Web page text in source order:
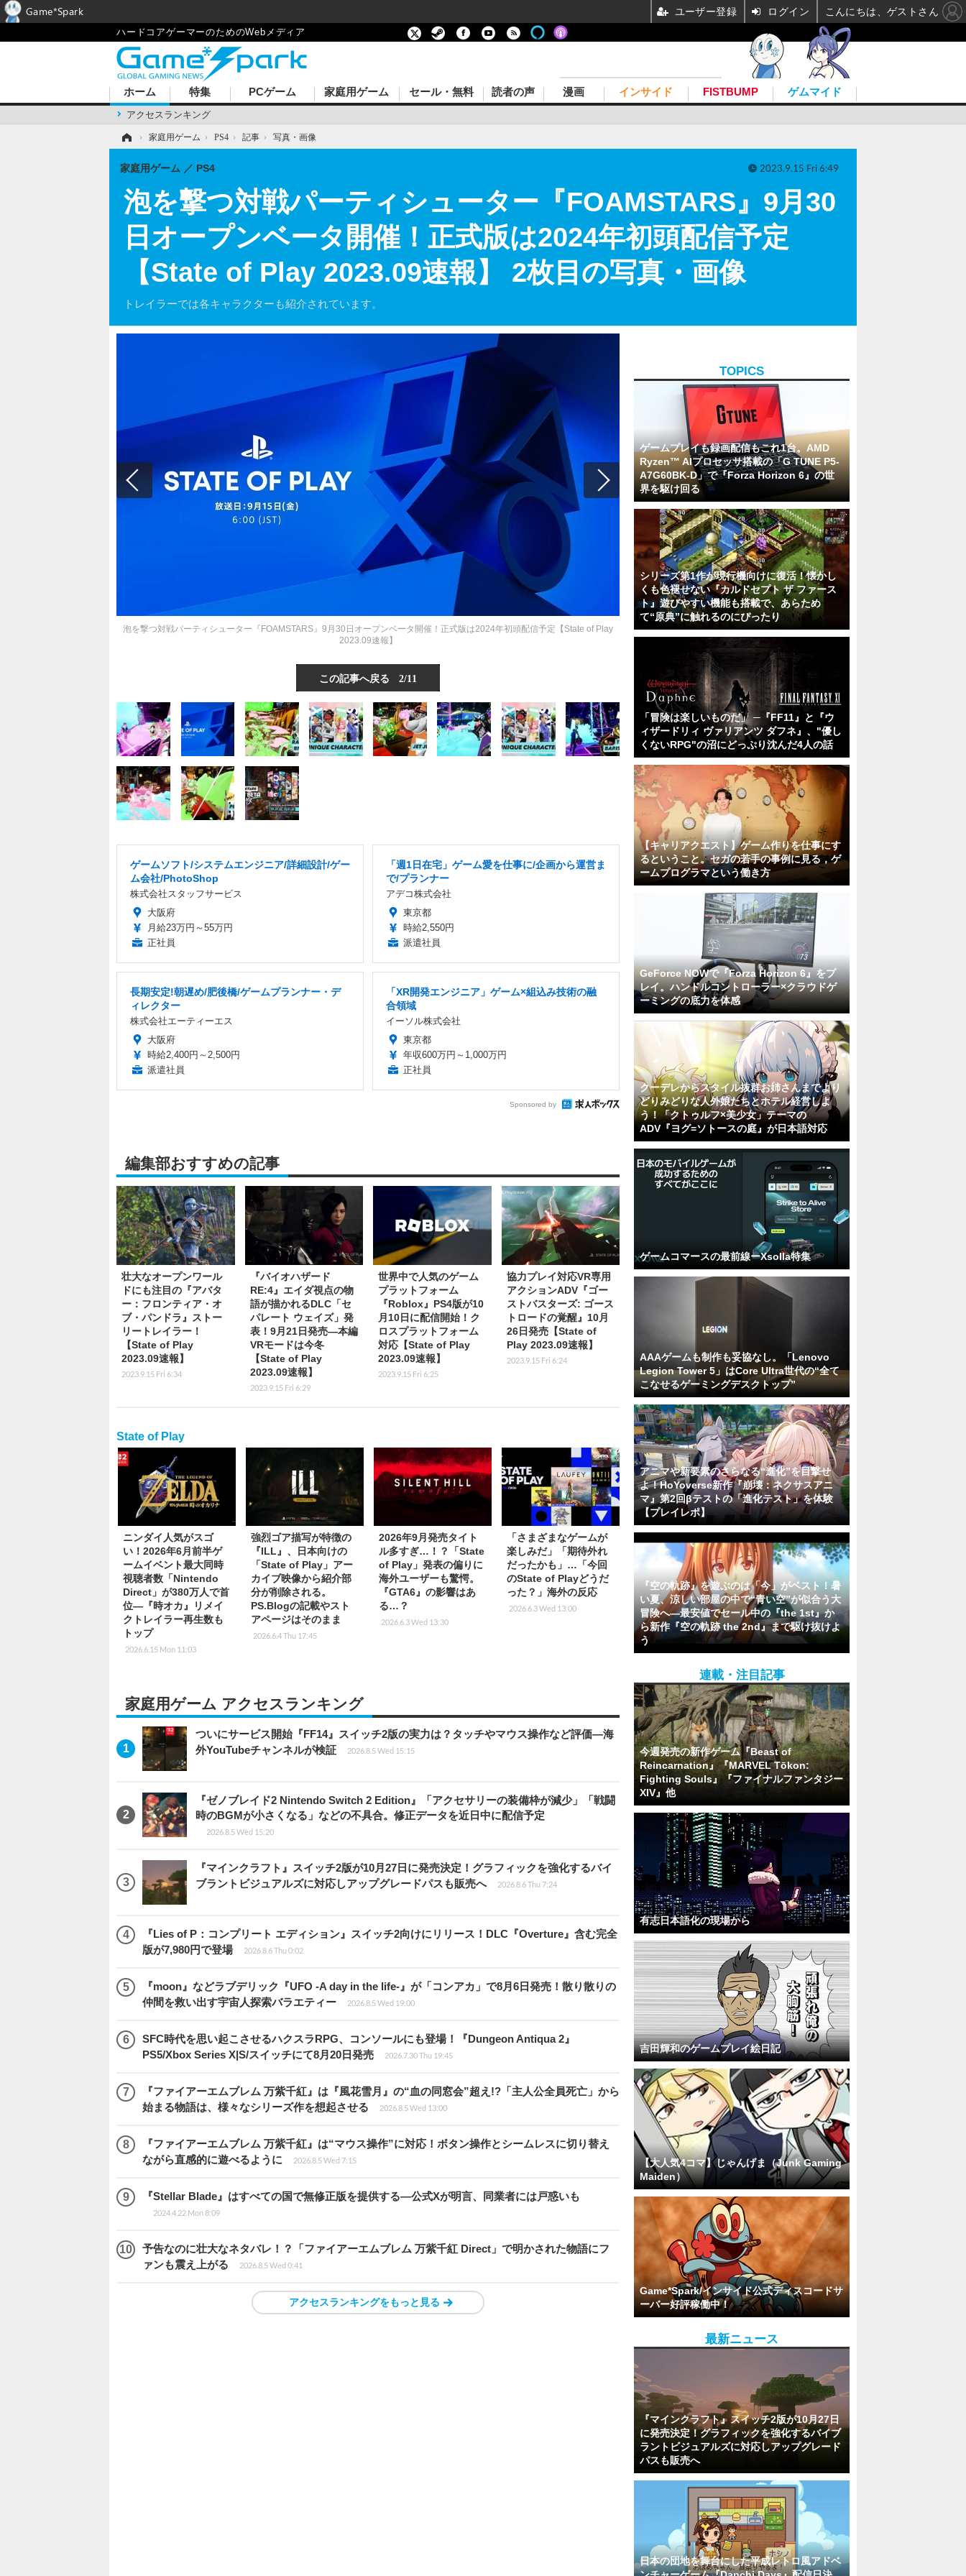
ハードコアゲーマーのためのWebメディア
ホーム
アクセスランキング
特集 PCゲーム 家庭用ゲーム セール・無料 読者の声 漫画 インサイド FISTBUMP ゲムマイド
› 家庭用ゲーム › PS4 › 記事 › 写真・画像
泡を撃つ対戦パーティシューター『FOAMSTARS』9月30
日オープンベータ開催！正式版は2024年初頭配信予定
【State of Play 2023.09速報】 2枚目の写真・画像
トレイラーでは各キャラクターも紹介されています。
家庭用ゲーム PS4 2023.9.15 Fri 6:49
泡を撃つ対戦パーティシューター『FOAMSTARS』9月30日オープンベータ開催！正式版は2024年初頭配信予定【State of Play
2023.09速報】
この記事へ戻る 2/11
ゲームソフト/システムエンジニア/詳細設計/ゲー
ム会社/PhotoShop
株式会社スタッフサービス
大阪府
月給23万円～55万円
正社員
「週1日在宅」ゲーム愛を仕事に/企画から運営ま
で/プランナー
アデコ株式会社
東京都
時給2,550円
派遣社員
長期安定!朝遅め/肥後橋/ゲームプランナー・デ
ィレクター
株式会社エーティーエス
大阪府
時給2,400円～2,500円
派遣社員
「XR開発エンジニア」ゲーム×組込み技術の融
合領域
イーソル株式会社
東京都
年収600万円～1,000万円
正社員
Sponsored by
編集部おすすめの記事
壮大なオープンワール
ドにも注目の『アバタ
ー：フロンティア・オ
ブ・パンドラ』ストー
リートレイラー！
【State of Play
2023.09速報】
2023.9.15 Fri 6:34
『バイオハザード
RE:4』エイダ視点の物
語が描かれるDLC「セ
パレート ウェイズ」発
表！9月21日発売―本編
VRモードは今冬
【State of Play
2023.09速報】
2023.9.15 Fri 6:29
世界中で人気のゲーム
プラットフォーム
『Roblox』PS4版が10
月10日に配信開始！ク
ロスプラットフォーム
対応【State of Play
2023.09速報】
2023.9.15 Fri 6:25
協力プレイ対応VR専用
アクションADV『ゴー
ストバスターズ: ゴース
トロードの覚醒』10月
26日発売【State of
Play 2023.09速報】
2023.9.15 Fri 6:24
State of Play
ニンダイ人気がスゴ
い！2026年6月前半ゲ
ームイベント最大同時
視聴者数「Nintendo
Direct」が380万人で首
位―『時オカ』リメイ
クトレイラー再生数も
トップ
2026.6.15 Mon 11:03
強烈ゴア描写が特徴の
『ILL』、日本向けの
「State of Play」アー
カイブ映像から紹介部
分が削除される。
PS.Blogの記載やスト
アページはそのまま
2026.6.4 Thu 17:45
2026年9月発売タイト
ル多すぎ…！？「State
of Play」発表の偏りに
海外ユーザーも驚愕。
『GTA6』の影響はあ
る…？
2026.6.3 Wed 13:30
「さまざまなゲームが
楽しみだ」「期待外れ
だったかも」…「今回
のState of Playどうだ
った？」海外の反応
2026.6.3 Wed 13:00
家庭用ゲーム アクセスランキング
ついにサービス開始『FF14』スイッチ2版の実力は？タッチやマウス操作など評価―海
外YouTubeチャンネルが検証
2026.8.5 Wed 15:15
『ゼノブレイド2 Nintendo Switch 2 Edition』「アクセサリーの装備枠が減少」「戦闘
時のBGMが小さくなる」などの不具合。修正データを近日中に配信予定
2026.8.5 Wed 15:20
『マインクラフト』スイッチ2版が10月27日に発売決定！グラフィックを強化するバイ
ブラントビジュアルズに対応しアップグレードパスも販売へ
2026.8.6 Thu 7:24
『Lies of P：コンプリート エディション』スイッチ2向けにリリース！DLC『Overture』含む完全
版が7,980円で登場
2026.8.6 Thu 0:02
『moon』などラブデリック『UFO -A day in the life-』が「コンアカ」で8月6日発売！散り散りの
仲間を救い出す宇宙人探索バラエティー
2026.8.5 Wed 19:00
SFC時代を思い起こさせるハクスラRPG、コンソールにも登場！『Dungeon Antiqua 2』
PS5/Xbox Series X|S/スイッチにて8月20日発売
2026.7.30 Thu 19:45
『ファイアーエムブレム 万紫千紅』は『風花雪月』の“血の同窓会”超え!?「主人公全員死亡」から
始まる物語は、様々なシリーズ作を想起させる
2026.8.5 Wed 13:00
『ファイアーエムブレム 万紫千紅』は“マウス操作”に対応！ボタン操作とシームレスに切り替え
ながら直感的に遊べるように
2026.8.5 Wed 7:15
『Stellar Blade』はすべての国で無修正版を提供する―公式Xが明言、同業者には戸惑いも
2024.4.22 Mon 8:09
予告なのに壮大なネタバレ！？「ファイアーエムブレム 万紫千紅 Direct」で明かされた物語にフ
ァンも震え上がる
2026.8.5 Wed 0:41
アクセスランキングをもっと見る
TOPICS
ゲームプレイも録画配信もこれ1台。AMD
Ryzen™ AIプロセッサ搭載の「G TUNE P5-
A7G60BK-D」で『Forza Horizon 6』の世
界を駆け回る
シリーズ第1作が現行機向けに復活！懐かし
くも色褪せない『カルドセプト ザ ファース
ト』遊びやすい機能も搭載で、あらため
て“原典”に触れるのにぴったり
「冒険は楽しいものだ」 ─『FF11』と『ウ
ィザードリィ ヴァリアンツ ダフネ』、"優し
くないRPG"の沼にどっぷり沈んだ4人の話
【キャリアクエスト】ゲーム作りを仕事にす
るということ。セガの若手の事例に見る，ゲ
ームプログラマという働き方
GeForce NOWで『Forza Horizon 6』をプ
レイ。ハンドルコントローラー×クラウドゲ
ーミングの底力を体感
クーデレからスタイル抜群お姉さんまでより
どりみどりな人外娘たちとホテル経営しよ
う！「クトゥルフ×美少女」テーマの
ADV『ヨグ=ソトースの庭』が日本語対応
ゲームコマースの最前線ーXsolla特集
AAAゲームも制作も妥協なし。「Lenovo
Legion Tower 5」はCore Ultra世代の“全て
こなせるゲーミングデスクトップ”
アニマや新要素のさらなる“進化”を目撃せ
よ！HoYoverse新作『崩壊：ネクサスアニ
マ』第2回βテストの「進化テスト」を体験
【プレイレポ】
『空の軌跡』を遊ぶのは「今」がベスト！暑
い夏、涼しい部屋の中で“青い空”が似合う大
冒険へ―最安値でセール中の『the 1st』か
ら新作『空の軌跡 the 2nd』まで駆け抜けよ
う
連載・注目記事
今週発売の新作ゲーム『Beast of
Reincarnation』『MARVEL Tōkon:
Fighting Souls』『ファイナルファンタジー
XIV』他
有志日本語化の現場から
吉田輝和のゲームプレイ絵日記
【大人気4コマ】じゃんげま（Junk Gaming
Maiden）
Game*Spark/インサイド公式ディスコードサ
ーバー好評稼働中！
最新ニュース
『マインクラフト』スイッチ2版が10月27日
に発売決定！グラフィックを強化するバイブ
ラントビジュアルズに対応しアップグレード
パスも販売へ
日本の団地を舞台にした平成レトロ風アドベ
Game*Spark ユーザー登録 ログイン こんにちは、ゲストさん